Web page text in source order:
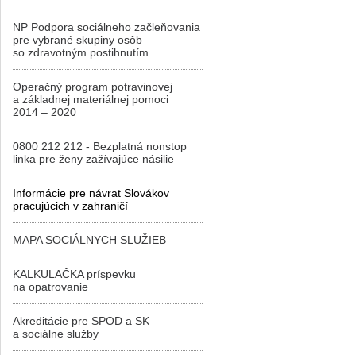
NP Podpora sociálneho začleňovania
pre vybrané skupiny osôb
so zdravotným postihnutím
Operačný program potravinovej
a základnej materiálnej pomoci
2014 – 2020
0800 212 212 - Bezplatná nonstop
linka pre ženy zažívajúce násilie
Informácie pre návrat Slovákov
pracujúcich v zahraničí
MAPA SOCIÁLNYCH SLUŽIEB
KALKULAČKA príspevku
na opatrovanie
Akreditácie pre SPOD a SK
a sociálne služby